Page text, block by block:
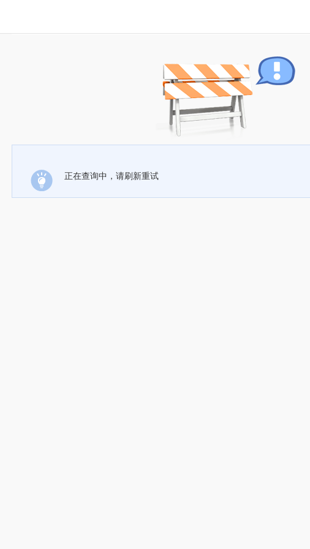
正在查询中，请刷新重试